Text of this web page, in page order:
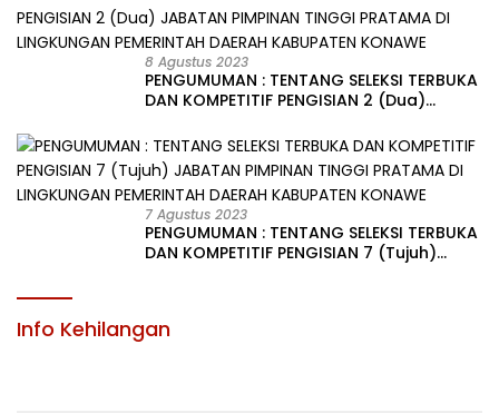
8 Agustus 2023
PENGUMUMAN : TENTANG SELEKSI TERBUKA
DAN KOMPETITIF PENGISIAN 2 (Dua)
LINGKUNGAN PEMERINTAH DAERAH
KABUPATEN KONAWE
7 Agustus 2023
PENGUMUMAN : TENTANG SELEKSI TERBUKA
DAN KOMPETITIF PENGISIAN 7 (Tujuh)
Info Kehilangan